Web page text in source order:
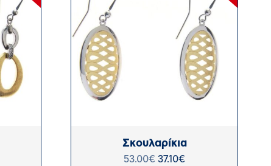
Σκουλαρίκια
53.00€ 37.10€